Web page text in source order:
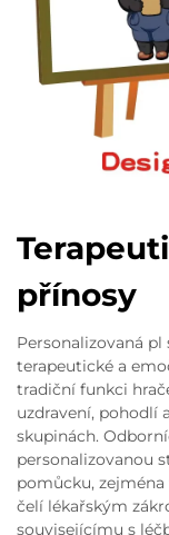
přínosy
Personalizovaná
terapeutické a
tradiční funkci
uzdravení, pohodlí
skupinách.
personalizovanou
pomůcku,
čelí lékařským
souvisejícímu s